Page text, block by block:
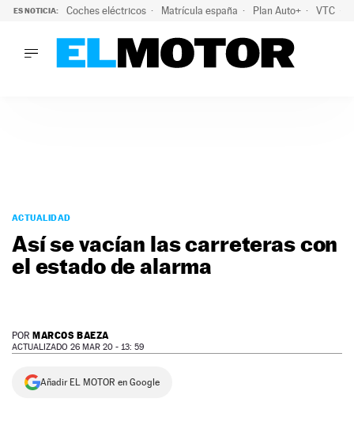
ES NOTICIA: Coches eléctricos Matrícula españa Plan Auto+ VTC
PODCAST
MOTOS
TECNOLOGÍA
SERVICIOS
NEWSLETTER
ACTUALIDAD
Así se vacían las carreteras con
el estado de alarma
POR MARCOS BAEZA
ACTUALIZADO 26 MAR 20 - 13: 59
Añadir EL MOTOR en Google